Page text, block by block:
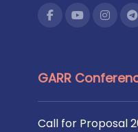
GARR
Call for Proposal